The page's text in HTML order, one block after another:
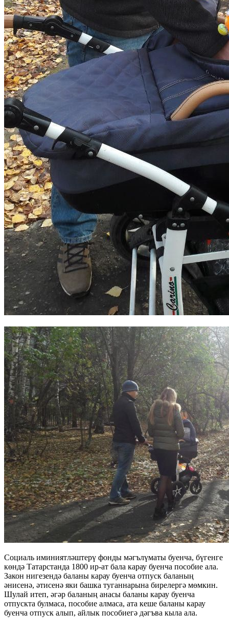
Социаль иминиятләштерү фонды мәгълүматы буенча, бүгенге
көндә Татарстанда 1800 ир-ат бала карау буенча пособие ала.
Закон нигезендә баланы карау буенча отпуск баланың
әнисенә, әтисенә яки башка туганнарына бирелергә мөмкин.
Шулай итеп, әгәр баланың анасы баланы карау буенча
отпускта булмаса, пособие алмаса, ата кеше баланы карау
буенча отпуск алып, айлык пособиегә дәгъва кыла ала.